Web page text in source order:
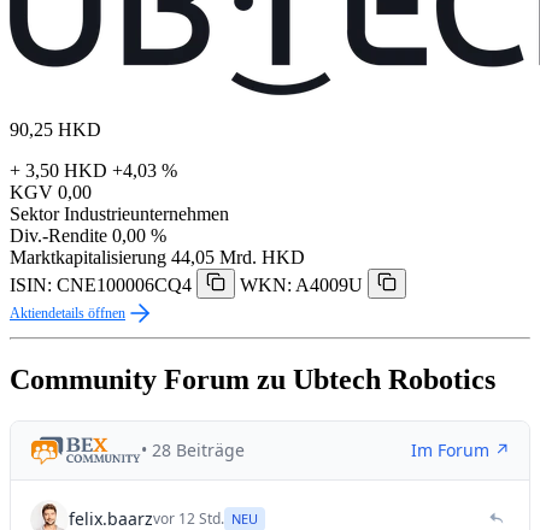
90,25 HKD
+ 3,50 HKD +4,03 %
KGV 0,00
Sektor Industrieunternehmen
Div.-Rendite 0,00 %
Marktkapitalisierung 44,05 Mrd. HKD
ISIN: CNE100006CQ4
WKN: A4009U
Aktiendetails öffnen
Community Forum zu Ubtech Robotics